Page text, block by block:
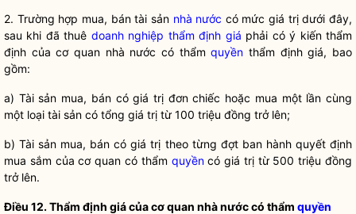
2. Trường hợp mua, bán tài sản nhà nước có mức giá trị dưới đây,
sau khi đã thuê doanh nghiệp thẩm định giá phải có ý kiến thẩm
định của cơ quan nhà nước có thẩmquyền thẩm định giá, bao
gồm:
a) Tài sản mua, bán có giá trị đơn chiếc hoặc mua một lần cùng
một loại tài sản có tổng giá trị từ 100 triệu đồng trở lên;
b) Tài sản mua, bán có giá trị theo từng đợt ban hành quyết định
mua sắm của cơ quan có thẩm quyềncó giá trị từ 500 triệu đồng
trở lên.
Điều 12.Thẩm định giácủa cơ quan nhà nước có thẩm quyền